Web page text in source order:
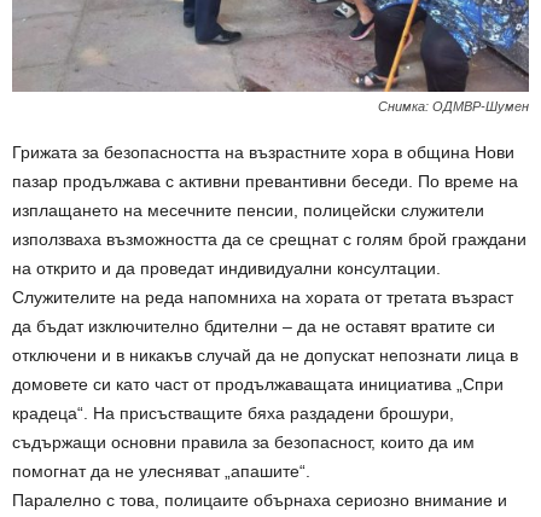
Снимка: ОДМВР-Шумен
Грижата за безопасността на възрастните хора в община Нови
пазар продължава с активни превантивни беседи. По време на
изплащането на месечните пенсии, полицейски служители
използваха възможността да се срещнат с голям брой граждани
на открито и да проведат индивидуални консултации.
Служителите на реда напомниха на хората от третата възраст
да бъдат изключително бдителни – да не оставят вратите си
отключени и в никакъв случай да не допускат непознати лица в
домовете си като част от продължаващата инициатива „Спри
крадеца“. На присъстващите бяха раздадени брошури,
съдържащи основни правила за безопасност, които да им
помогнат да не улесняват „апашите“.
Паралелно с това, полицаите обърнаха сериозно внимание и